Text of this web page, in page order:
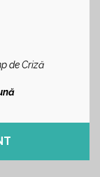
de Criză